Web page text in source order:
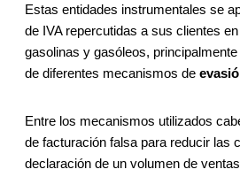
Estas entidades instrumentales se
de IVA repercutidas a sus clientes
gasolinas y gasóleos,
de diferentes mecanismos de
Entre los mecanismos utilizados
de facturación falsa para reducir las
declaración de un volumen de